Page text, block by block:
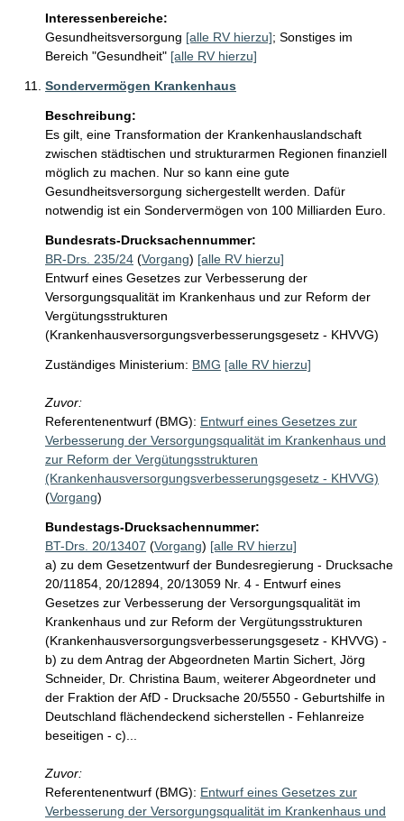
Interessenbereiche:
Gesundheitsversorgung [alle RV hierzu]; Sonstiges im
Bereich "Gesundheit" [alle RV hierzu]
Sondervermögen Krankenhaus
Beschreibung:
Es gilt, eine Transformation der Krankenhauslandschaft
zwischen städtischen und strukturarmen Regionen finanziell
möglich zu machen. Nur so kann eine gute
Gesundheitsversorgung sichergestellt werden. Dafür
notwendig ist ein Sondervermögen von 100 Milliarden Euro.
Bundesrats-Drucksachennummer:
BR-Drs. 235/24 (Vorgang) [alle RV hierzu]
Entwurf eines Gesetzes zur Verbesserung der
Versorgungsqualität im Krankenhaus und zur Reform der
Vergütungsstrukturen
(Krankenhausversorgungsverbesserungsgesetz - KHVVG)
Zuständiges Ministerium: BMG [alle RV hierzu]
Zuvor:
Referentenentwurf (BMG): Entwurf eines Gesetzes zur
Verbesserung der Versorgungsqualität im Krankenhaus und
zur Reform der Vergütungsstrukturen
(Krankenhausversorgungsverbesserungsgesetz - KHVVG)
(Vorgang)
Bundestags-Drucksachennummer:
BT-Drs. 20/13407 (Vorgang) [alle RV hierzu]
a) zu dem Gesetzentwurf der Bundesregierung - Drucksache
20/11854, 20/12894, 20/13059 Nr. 4 - Entwurf eines
Gesetzes zur Verbesserung der Versorgungsqualität im
Krankenhaus und zur Reform der Vergütungsstrukturen
(Krankenhausversorgungsverbesserungsgesetz - KHVVG) -
b) zu dem Antrag der Abgeordneten Martin Sichert, Jörg
Schneider, Dr. Christina Baum, weiterer Abgeordneter und
der Fraktion der AfD - Drucksache 20/5550 - Geburtshilfe in
Deutschland flächendeckend sicherstellen - Fehlanreize
beseitigen - c)...
Zuvor:
Referentenentwurf (BMG): Entwurf eines Gesetzes zur
Verbesserung der Versorgungsqualität im Krankenhaus und